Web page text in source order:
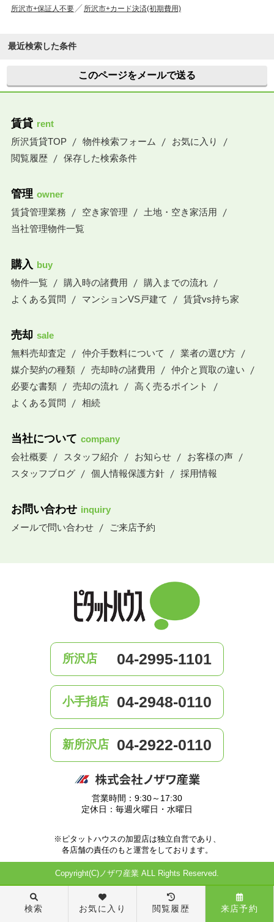
所沢市+保証人不要
所沢市+カード決済(初期費用)
最近検索した条件
このページをメールで送る
賃貸 rent
所沢賃貸TOP
物件検索フォーム
お気に入り
閲覧履歴
保存した検索条件
管理 owner
賃貸管理業務
空き家管理
土地・空き家活用
当社管理物件一覧
購入 buy
物件一覧
購入時の諸費用
購入までの流れ
よくある質問
マンションVS戸建て 賃貸vs持ち家
売却 sale
無料売却査定
仲介手数料について
業者の選び方
媒介契約の種類
売却時の諸費用
仲介と買取の違い
必要な書類
売却の流れ
高く売るポイント
よくある質問
相続
当社について company
会社概要
スタッフ紹介 お知らせ
お客様の声
スタッフブログ
個人情報保護方針 採用情報
お問い合わせ inquiry
メールで問い合わせ
ご来店予約
所沢店 04-2995-1101
小手指店 04-2948-0110
新所沢店 04-2922-0110
営業時間：9:30～17:30
定休日：毎週火曜日・水曜日
※ピタットハウスの加盟店は独立自営であり、
各店舗の責任のもと運営をしております。
Copyright(C)ノザワ産業 ALL Rights Reserved.
検索 お気に入り 閲覧履歴 来店予約